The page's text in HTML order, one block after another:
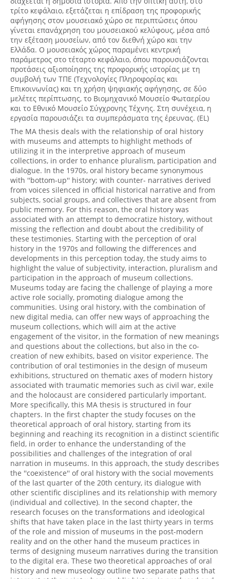
τρίτο κεφάλαιο, εξετάζεται η επίδραση της προφορικής
αφήγησης στον μουσειακό χώρο σε περιπτώσεις όπου
γίνεται επανάχρηση του μουσειακού κελύφους, μέσα από
την εξέταση μουσείων, από τον διεθνή χώρο και την
Ελλάδα. Ο μουσειακός χώρος παραμένει κεντρική
παράμετρος στο τέταρτο κεφάλαιο, όπου παρουσιάζονται
προτάσεις αξιοποίησης της προφορικής ιστορίας με τη
συμβολή των ΤΠΕ (Τεχνολογίες Πληροφορίας και
Επικοινωνίας) και τη χρήση ψηφιακής αφήγησης, σε δύο
μελέτες περίπτωσης, το Βιομηχανικό Μουσείο Φωταερίου
και το Εθνικό Μουσείο Σύγχρονης Τέχνης. Στη συνέχεια, η
εργασία παρουσιάζει τα συμπεράσματα της έρευνας. (EL)
The MA thesis deals with the relationship of oral history
with museums and attempts to highlight methods of
utilizing it in the interpretive approach of museum
collections, in order to enhance pluralism, participation and
dialogue. In the 1970s, oral history became synonymous
with ''bottom-up'' history; with counter- narratives derived
from voices silenced in official historical narrative and from
subjects, social groups, and collectives that are absent from
public memory. For this reason, the oral history was
associated with an attempt to democratize history, without
missing the reflection and doubt about the credibility of
these testimonies. Starting with the perception of oral
history in the 1970s and following the differences and
developments in this perception today, the study aims to
highlight the value of subjectivity, interaction, pluralism and
participation in the approach of museum collections.
Museums today are facing the challenge of playing a more
active role socially, promoting dialogue among the
communities. Using oral history, with the combination of
new digital media, can offer new ways of approaching the
museum collections, which will aim at the active
engagement of the visitor, in the formation of new meanings
and questions about the collections, but also in the co-
creation of new exhibits, based on visitor experience. The
contribution of oral testimonies in the design of museum
exhibitions, structured on thematic axes of modern history
associated with traumatic memories such as civil war, exile
and the holocaust are considered particularly important.
More specifically, this MA thesis is structured in four
chapters. In the first chapter the study focuses on the
theoretical approach of oral history, starting from its
beginning and reaching its recognition in a distinct scientific
field, in order to enhance the understanding of the
possibilities and challenges of the integration of oral
narration in museums. In this approach, the study describes
the ''coexistence'' of oral history with the social movements
of the last quarter of the 20th century, its dialogue with
other scientific disciplines and its relationship with memory
(individual and collective). In the second chapter, the
research focuses on the transformations and ideological
shifts that have taken place in the last thirty years in terms
of the role and mission of museums in the post-modern
reality and on the other hand the museum practices in
terms of designing museum narratives during the transition
to the digital era. These two theoretical approaches of oral
history and new museology outline two separate paths that